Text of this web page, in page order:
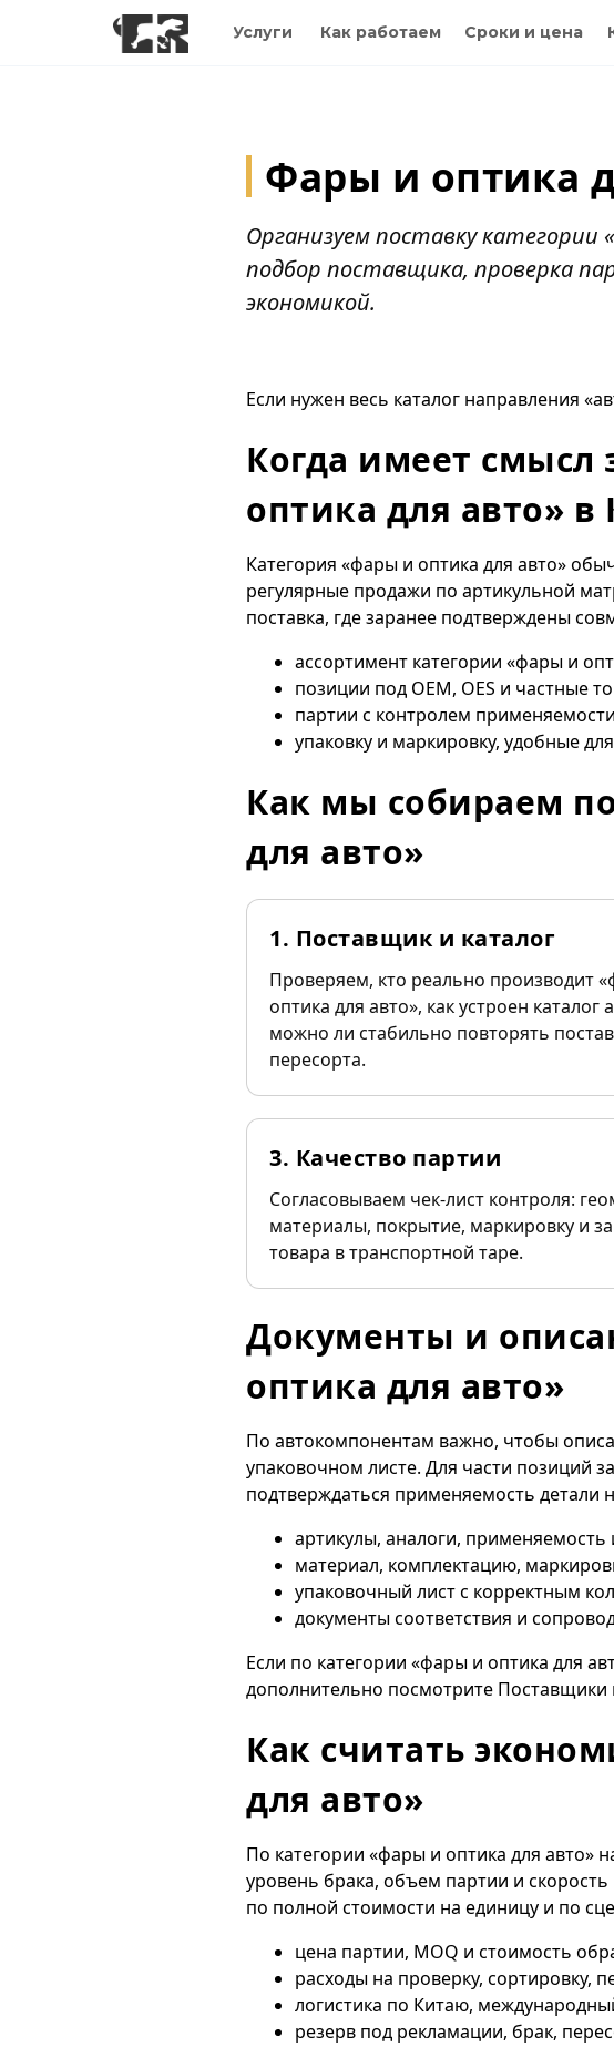
Услуги Как работаем Сроки и цена
Фары и оптика
Организуем поставку категории
подбор поставщика, проверка
экономикой.
Если нужен весь каталог направления
Когда имеет смысл
оптика для авто» в
Категория «фары и оптика для авто»
регулярные продажи по артикульной
поставка, где заранее подтверждены
ассортимент категории «фары и
позиции под OEM, OES и частные
партии с контролем
упаковку и маркировку, удобные
Как мы собираем
для авто»
1. Поставщик и каталог
Проверяем, кто реально производит
оптика для авто», как устроен каталог
можно ли стабильно повторять
пересорта.
3. Качество партии
Согласовываем чек-лист контроля:
материалы, покрытие, маркировку и
товара в транспортной таре.
Документы и
оптика для авто»
По автокомпонентам важно, чтобы
упаковочном листе. Для части позиций
подтверждаться применяемость детали
артикулы, аналоги,
материал, комплектацию,
упаковочный лист с корректным
документы соответствия и
Если по категории «фары и оптика для
дополнительно посмотрите Поставщики
Как считать
для авто»
По категории «фары и оптика для авто»
уровень брака, объем партии и
по полной стоимости на единицу и по
цена партии, MOQ и стоимость
расходы на проверку, сортировку,
логистика по Китаю,
резерв под рекламации, брак,